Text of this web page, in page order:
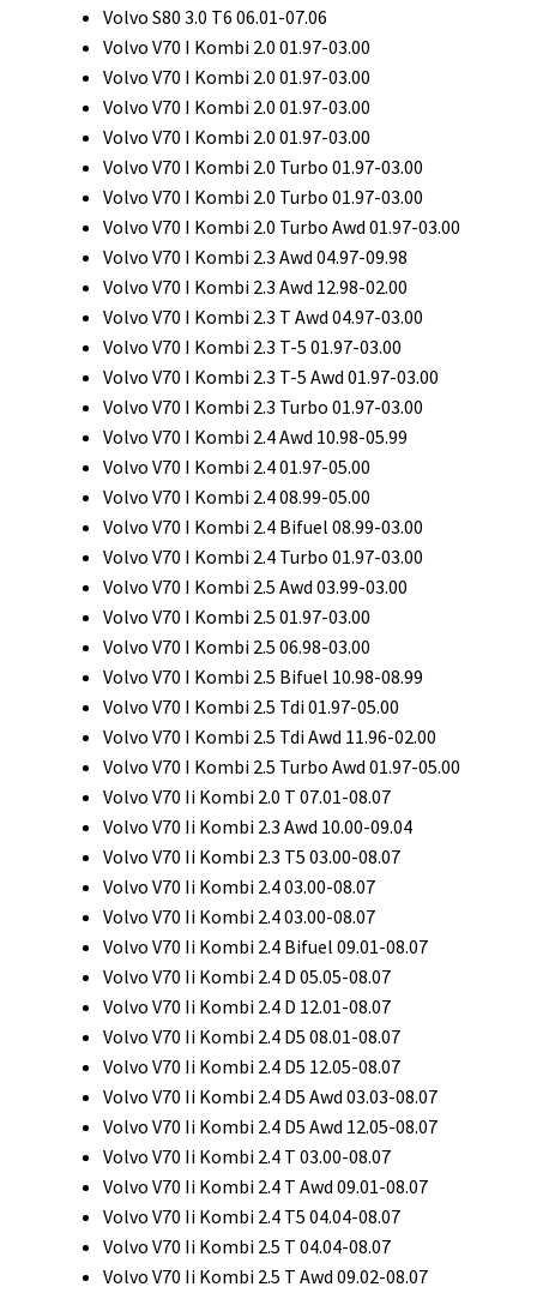
Volvo S80 3.0 T6 06.01-07.06
Volvo V70 I Kombi 2.0 01.97-03.00
Volvo V70 I Kombi 2.0 01.97-03.00
Volvo V70 I Kombi 2.0 01.97-03.00
Volvo V70 I Kombi 2.0 01.97-03.00
Volvo V70 I Kombi 2.0 Turbo 01.97-03.00
Volvo V70 I Kombi 2.0 Turbo 01.97-03.00
Volvo V70 I Kombi 2.0 Turbo Awd 01.97-03.00
Volvo V70 I Kombi 2.3 Awd 04.97-09.98
Volvo V70 I Kombi 2.3 Awd 12.98-02.00
Volvo V70 I Kombi 2.3 T Awd 04.97-03.00
Volvo V70 I Kombi 2.3 T-5 01.97-03.00
Volvo V70 I Kombi 2.3 T-5 Awd 01.97-03.00
Volvo V70 I Kombi 2.3 Turbo 01.97-03.00
Volvo V70 I Kombi 2.4 Awd 10.98-05.99
Volvo V70 I Kombi 2.4 01.97-05.00
Volvo V70 I Kombi 2.4 08.99-05.00
Volvo V70 I Kombi 2.4 Bifuel 08.99-03.00
Volvo V70 I Kombi 2.4 Turbo 01.97-03.00
Volvo V70 I Kombi 2.5 Awd 03.99-03.00
Volvo V70 I Kombi 2.5 01.97-03.00
Volvo V70 I Kombi 2.5 06.98-03.00
Volvo V70 I Kombi 2.5 Bifuel 10.98-08.99
Volvo V70 I Kombi 2.5 Tdi 01.97-05.00
Volvo V70 I Kombi 2.5 Tdi Awd 11.96-02.00
Volvo V70 I Kombi 2.5 Turbo Awd 01.97-05.00
Volvo V70 Ii Kombi 2.0 T 07.01-08.07
Volvo V70 Ii Kombi 2.3 Awd 10.00-09.04
Volvo V70 Ii Kombi 2.3 T5 03.00-08.07
Volvo V70 Ii Kombi 2.4 03.00-08.07
Volvo V70 Ii Kombi 2.4 03.00-08.07
Volvo V70 Ii Kombi 2.4 Bifuel 09.01-08.07
Volvo V70 Ii Kombi 2.4 D 05.05-08.07
Volvo V70 Ii Kombi 2.4 D 12.01-08.07
Volvo V70 Ii Kombi 2.4 D5 08.01-08.07
Volvo V70 Ii Kombi 2.4 D5 12.05-08.07
Volvo V70 Ii Kombi 2.4 D5 Awd 03.03-08.07
Volvo V70 Ii Kombi 2.4 D5 Awd 12.05-08.07
Volvo V70 Ii Kombi 2.4 T 03.00-08.07
Volvo V70 Ii Kombi 2.4 T Awd 09.01-08.07
Volvo V70 Ii Kombi 2.4 T5 04.04-08.07
Volvo V70 Ii Kombi 2.5 T 04.04-08.07
Volvo V70 Ii Kombi 2.5 T Awd 09.02-08.07